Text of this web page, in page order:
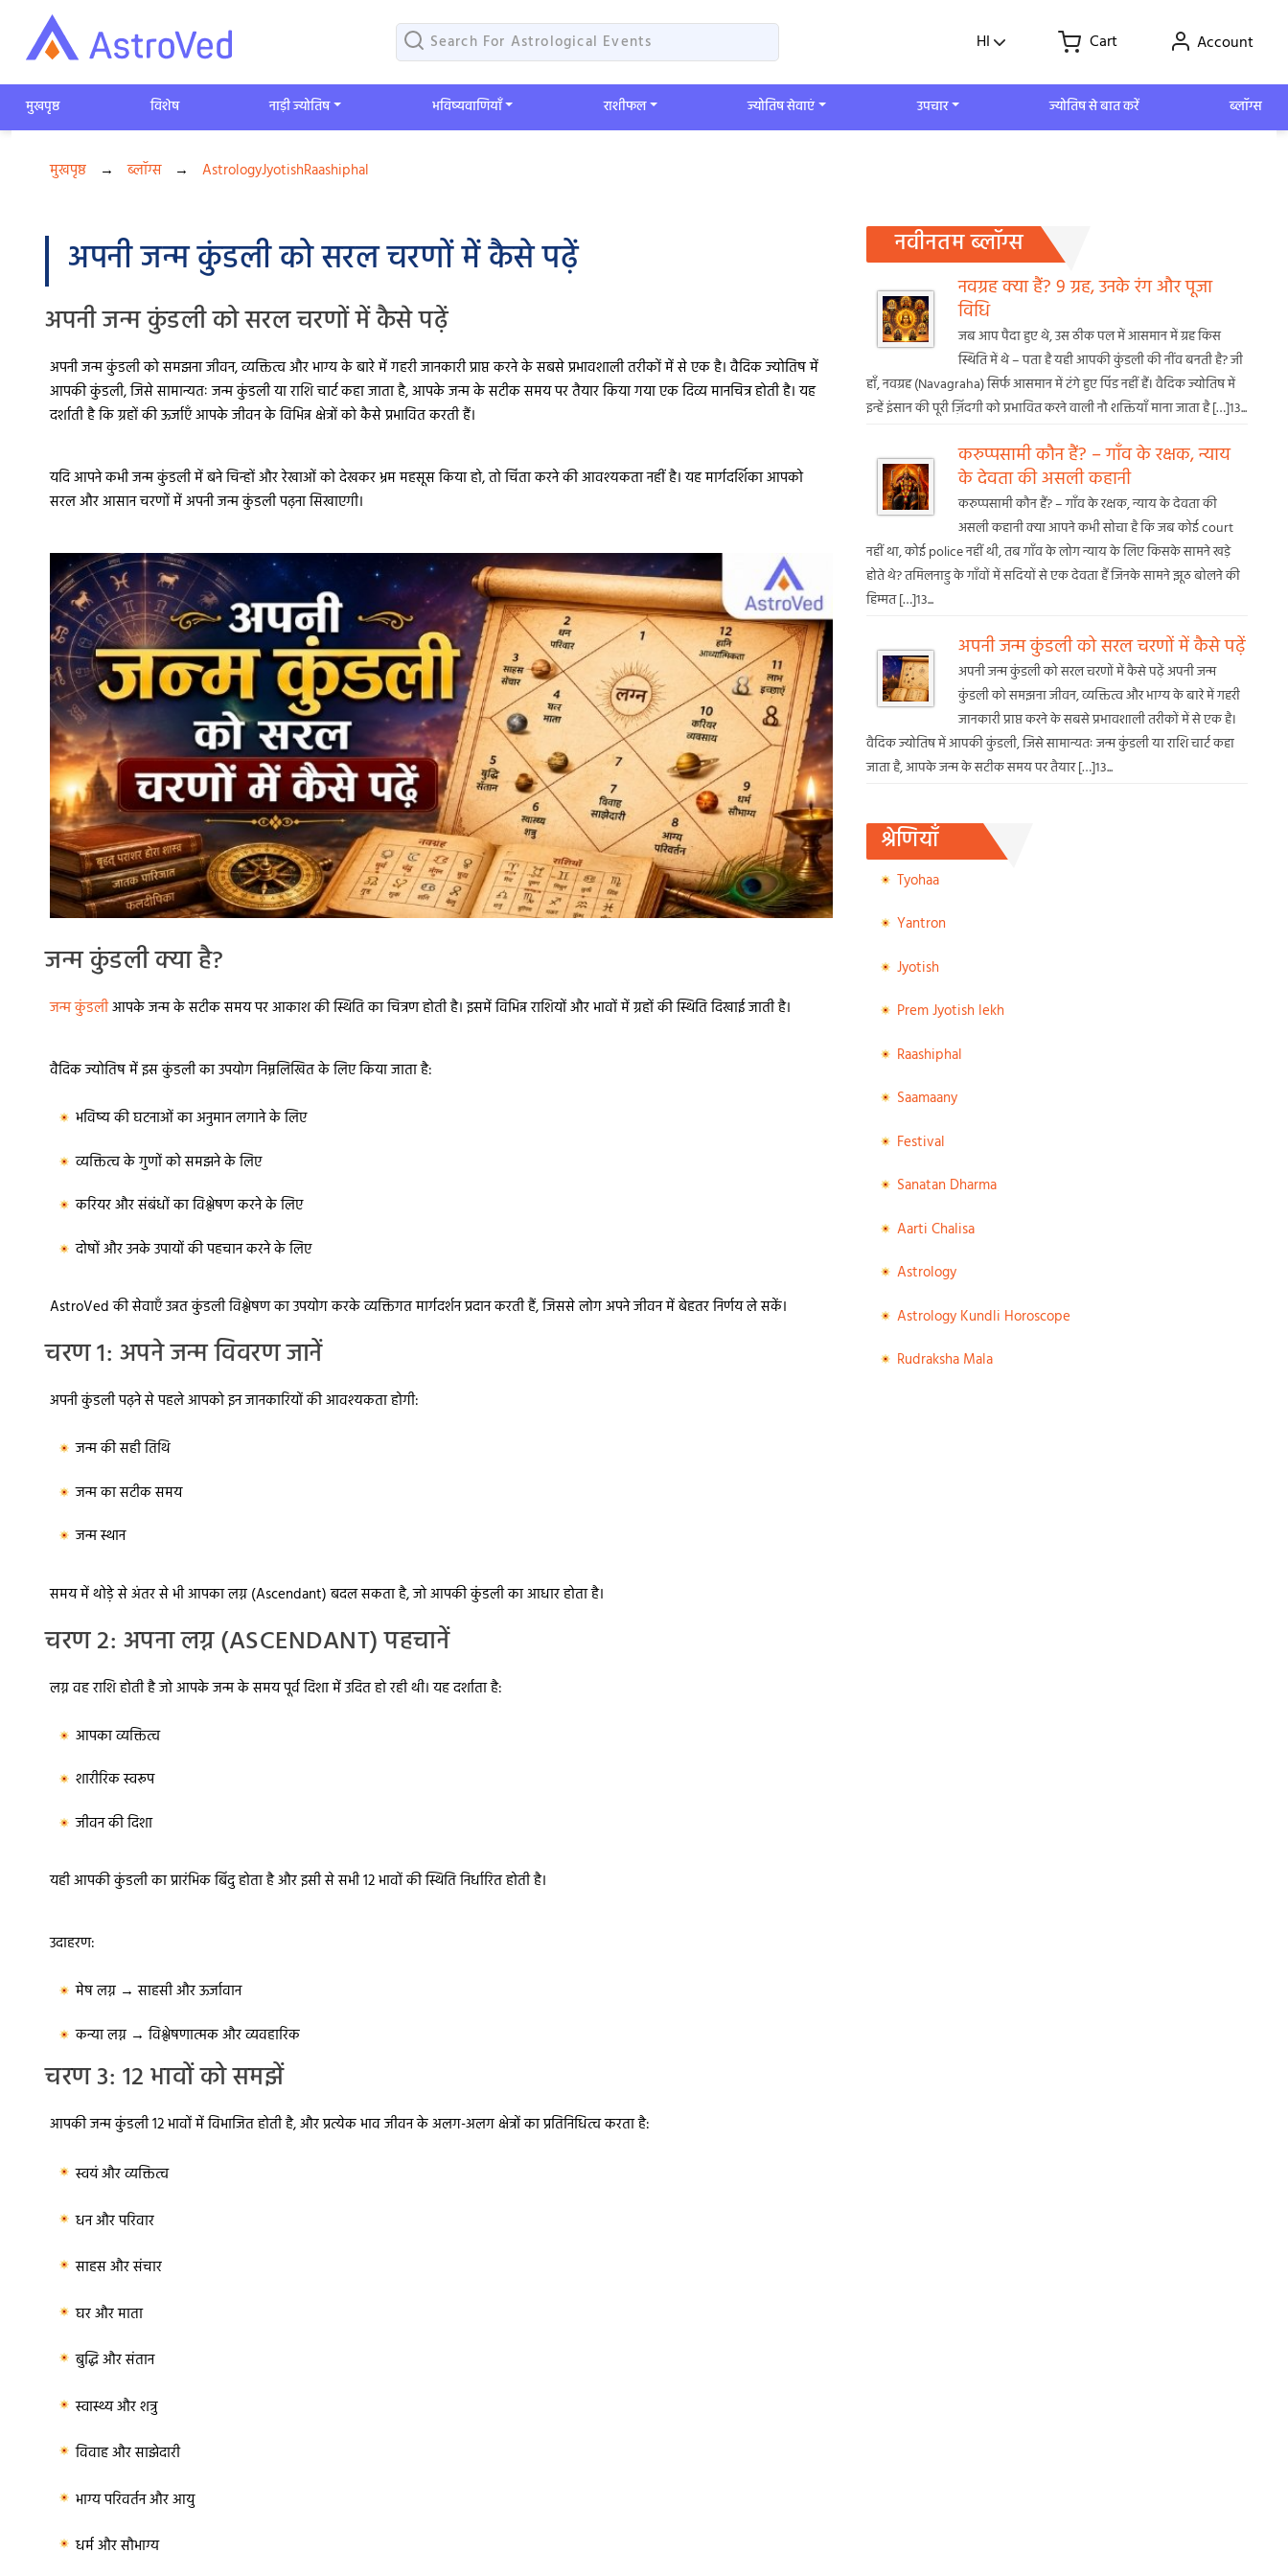
HI Cart Account
मुखपृष्ठ विशेष ​नाड़ी ज्योतिष भविष्यवाणियाँ ​राशीफल ज्योतिष सेवाएं उपचार ज्योतिष से बात करें ब्लॉग्स
मुखपृष्ठ → ब्लॉग्स → AstrologyJyotishRaashiphal
अपनी जन्म कुंडली को सरल चरणों में कैसे पढ़ें
अपनी जन्म कुंडली को सरल चरणों में कैसे पढ़ें
अपनी जन्म कुंडली को समझना जीवन, व्यक्तित्व और भाग्य के बारे में गहरी जानकारी प्राप्त करने के सबसे प्रभावशाली तरीकों में से एक है। वैदिक ज्योतिष में
आपकी कुंडली, जिसे सामान्यतः जन्म कुंडली या राशि चार्ट कहा जाता है, आपके जन्म के सटीक समय पर तैयार किया गया एक दिव्य मानचित्र होती है। यह
दर्शाती है कि ग्रहों की ऊर्जाएँ आपके जीवन के विभिन्न क्षेत्रों को कैसे प्रभावित करती हैं।
यदि आपने कभी जन्म कुंडली में बने चिन्हों और रेखाओं को देखकर भ्रम महसूस किया हो, तो चिंता करने की आवश्यकता नहीं है। यह मार्गदर्शिका आपको
सरल और आसान चरणों में अपनी जन्म कुंडली पढ़ना सिखाएगी।
जन्म कुंडली क्या है?
जन्म कुंडलीआपके जन्म के सटीक समय पर आकाश की स्थिति का चित्रण होती है। इसमें विभिन्न राशियों और भावों में ग्रहों की स्थिति दिखाई जाती है।
वैदिक ज्योतिष में इस कुंडली का उपयोग निम्नलिखित के लिए किया जाता है:
भविष्य की घटनाओं का अनुमान लगाने के लिए
व्यक्तित्व के गुणों को समझने के लिए
करियर और संबंधों का विश्लेषण करने के लिए
दोषों और उनके उपायों की पहचान करने के लिए
AstroVedकी सेवाएँ उन्नत कुंडली विश्लेषण का उपयोग करके व्यक्तिगत मार्गदर्शन प्रदान करती हैं, जिससे लोग अपने जीवन में बेहतर निर्णय ले सकें।
चरण 1: अपने जन्म विवरण जानें
अपनी कुंडली पढ़ने से पहले आपको इन जानकारियों की आवश्यकता होगी:
जन्म की सही तिथि
जन्म का सटीक समय
जन्म स्थान
समय में थोड़े से अंतर से भी आपका लग्न (Ascendant) बदल सकता है, जो आपकी कुंडली का आधार होता है।
चरण 2: अपना लग्न (ASCENDANT) पहचानें
लग्न वह राशि होती है जो आपके जन्म के समय पूर्व दिशा में उदित हो रही थी। यह दर्शाता है:
आपका व्यक्तित्व
शारीरिक स्वरूप
जीवन की दिशा
यही आपकी कुंडली का प्रारंभिक बिंदु होता है और इसी से सभी 12 भावों की स्थिति निर्धारित होती है।
उदाहरण:
मेष लग्न → साहसी और ऊर्जावान
कन्या लग्न → विश्लेषणात्मक और व्यवहारिक
चरण 3: 12 भावों को समझें
आपकी जन्म कुंडली 12 भावों में विभाजित होती है, और प्रत्येक भाव जीवन के अलग-अलग क्षेत्रों का प्रतिनिधित्व करता है:
स्वयं और व्यक्तित्व
धन और परिवार
साहस और संचार
घर और माता
बुद्धि और संतान
स्वास्थ्य और शत्रु
विवाह और साझेदारी
भाग्य परिवर्तन और आयु
धर्म और सौभाग्य
नवीनतम ब्लॉग्स
नवग्रह क्या हैं? 9 ग्रह, उनके रंग और पूजा
विधि
जब आप पैदा हुए थे, उस ठीक पल में आसमान में ग्रह किस
स्थिति में थे – पता है यही आपकी कुंडली की नींव बनती है? जी
हाँ, नवग्रह (Navagraha) सिर्फ आसमान में टंगे हुए पिंड नहीं हैं। वैदिक ज्योतिष में
इन्हें इंसान की पूरी ज़िंदगी को प्रभावित करने वाली नौ शक्तियाँ माना जाता है […]13...
करुप्पसामी कौन हैं? – गाँव के रक्षक, न्याय
के देवता की असली कहानी
करुप्पसामी कौन हैं? – गाँव के रक्षक, न्याय के देवता की
असली कहानी क्या आपने कभी सोचा है कि जब कोई court
नहीं था, कोई police नहीं थी, तब गाँव के लोग न्याय के लिए किसके सामने खड़े
होते थे? तमिलनाडु के गाँवों में सदियों से एक देवता हैं जिनके सामने झूठ बोलने की
हिम्मत […]13...
अपनी जन्म कुंडली को सरल चरणों में कैसे पढ़ें
अपनी जन्म कुंडली को सरल चरणों में कैसे पढ़ें अपनी जन्म
कुंडली को समझना जीवन, व्यक्तित्व और भाग्य के बारे में गहरी
जानकारी प्राप्त करने के सबसे प्रभावशाली तरीकों में से एक है।
वैदिक ज्योतिष में आपकी कुंडली, जिसे सामान्यतः जन्म कुंडली या राशि चार्ट कहा
जाता है, आपके जन्म के सटीक समय पर तैयार […]13...
श्रेणियाँ
Tyohaa
Yantron
Jyotish
Prem Jyotish lekh
Raashiphal
Saamaany
Festival
Sanatan Dharma
Aarti Chalisa
Astrology
Astrology Kundli Horoscope
Rudraksha Mala